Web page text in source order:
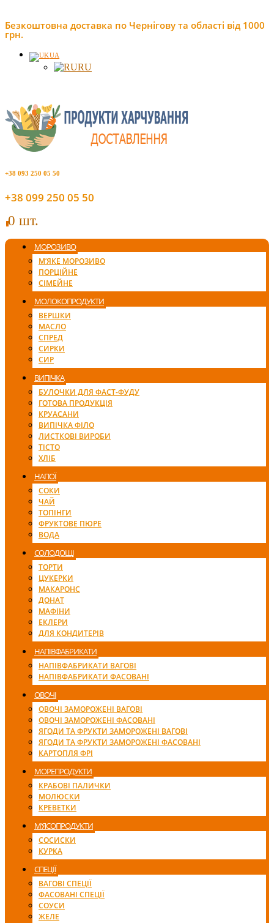
Безкоштовна доставка по Чернігову та області від 1000
грн.
UA
RU
+38 093 250 05 50
+38 099 250 05 50
00 шт.
МОРОЗИВО
М’ЯКЕ МОРОЗИВО
ПОРЦІЙНЕ
СІМЕЙНЕ
МОЛОКОПРОДУКТИ
ВЕРШКИ
МАСЛО
СПРЕД
СИРКИ
СИР
ВИПІЧКА
БУЛОЧКИ ДЛЯ ФАСТ-ФУДУ
ГОТОВА ПРОДУКЦІЯ
КРУАСАНИ
ВИПІЧКА ФІЛО
ЛИСТКОВІ ВИРОБИ
ТІСТО
ХЛІБ
НАПОЇ
СОКИ
ЧАЙ
ТОПІНГИ
ФРУКТОВЕ ПЮРЕ
ВОДА
СОЛОДОЩІ
ТОРТИ
ЦУКЕРКИ
МАКАРОНС
ДОНАТ
МАФІНИ
ЕКЛЕРИ
ДЛЯ КОНДИТЕРІВ
НАПІВФАБРИКАТИ
НАПІВФАБРИКАТИ ВАГОВІ
НАПІВФАБРИКАТИ ФАСОВАНІ
ОВОЧІ
ОВОЧІ ЗАМОРОЖЕНІ ВАГОВІ
ОВОЧІ ЗАМОРОЖЕНІ ФАСОВАНІ
ЯГОДИ ТА ФРУКТИ ЗАМОРОЖЕНІ ВАГОВІ
ЯГОДИ ТА ФРУКТИ ЗАМОРОЖЕНІ ФАСОВАНІ
КАРТОПЛЯ ФРІ
МОРЕПРОДУКТИ
КРАБОВІ ПАЛИЧКИ
МОЛЮСКИ
КРЕВЕТКИ
М’ЯСОПРОДУКТИ
СОСИСКИ
КУРКА
СПЕЦІЇ
ВАГОВІ СПЕЦІЇ
ФАСОВАНІ СПЕЦІЇ
СОУСИ
ЖЕЛЕ